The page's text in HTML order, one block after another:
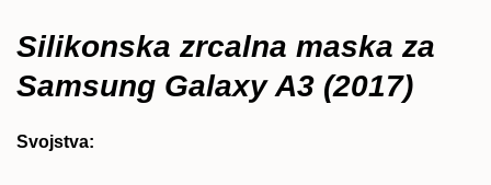
silikonska
maska
MIRROR
Silikonska zrcalna maska za
Samsung Galaxy A3 (2017)
Svojstva: